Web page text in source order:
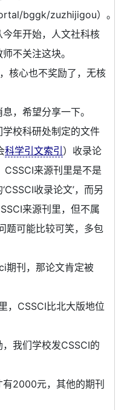
bggk/zuzhijigou）。
年开始，人文社科核
不关注这块。
核心也不奖励了，无核
，希望分享一下。
校科研处制定的文件
科学引文索引）收录论
CSSCI来源刊里是不是
收录论文’，而另
来源刊里，但不属
题可能比较可笑，多包
期刊，那论文肯定被
，CSSCI比北大版地位
我们学校发CSSCI的
有2000元，其他的期刊